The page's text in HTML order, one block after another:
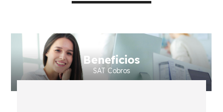
Beneficios
SAT Cobros